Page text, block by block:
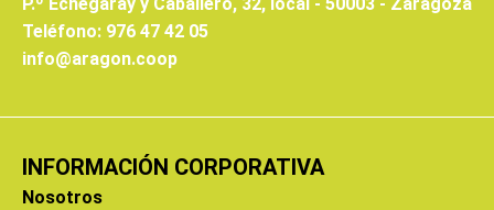
Teléfono: 976 47 42 05
info@aragon.coop
INFORMACIÓN CORPORATIVA
Nosotros